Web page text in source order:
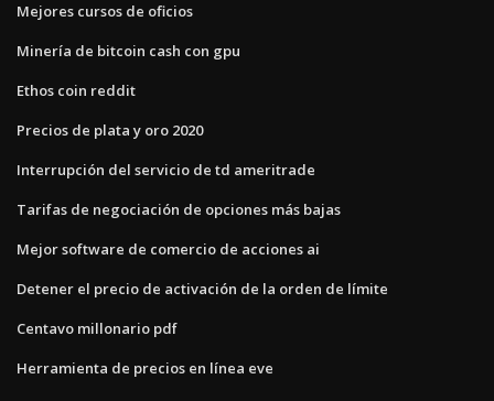
Mejores cursos de oficios
Minería de bitcoin cash con gpu
Ethos coin reddit
Precios de plata y oro 2020
Interrupción del servicio de td ameritrade
Tarifas de negociación de opciones más bajas
Mejor software de comercio de acciones ai
Detener el precio de activación de la orden de límite
Centavo millonario pdf
Herramienta de precios en línea eve